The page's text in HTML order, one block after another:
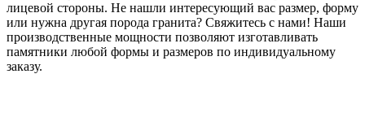
лицевой стороны. Не нашли интересующий вас размер, форму
или нужна другая порода гранита? Свяжитесь с нами! Наши
производственные мощности позволяют изготавливать
памятники любой формы и размеров по индивидуальному
заказу.